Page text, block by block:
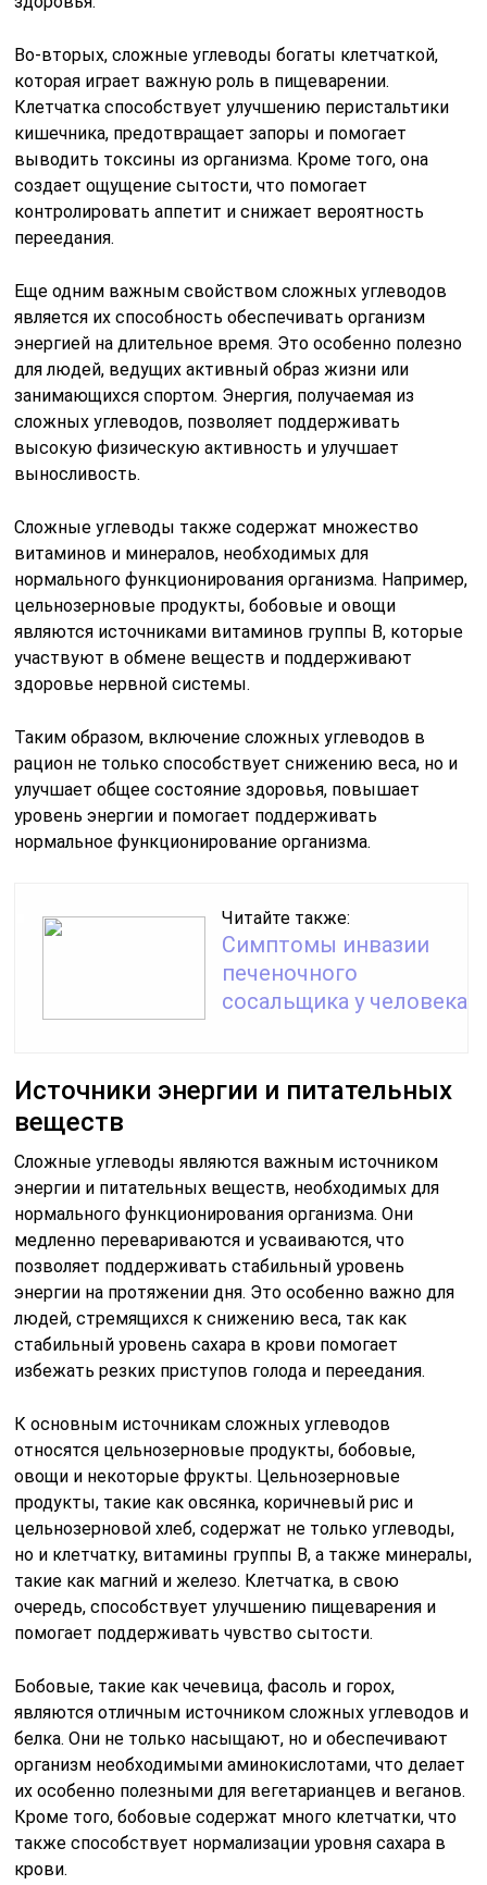
Во-вторых, сложные углеводы богаты клетчаткой,
которая играет важную роль в пищеварении.
Клетчатка способствует улучшению перистальтики
кишечника, предотвращает запоры и помогает
выводить токсины из организма. Кроме того, она
создает ощущение сытости, что помогает
контролировать аппетит и снижает вероятность
переедания.
Еще одним важным свойством сложных углеводов
является их способность обеспечивать организм
энергией на длительное время. Это особенно полезно
для людей, ведущих активный образ жизни или
занимающихся спортом. Энергия, получаемая из
сложных углеводов, позволяет поддерживать
высокую физическую активность и улучшает
выносливость.
Сложные углеводы также содержат множество
витаминов и минералов, необходимых для
нормального функционирования организма. Например,
цельнозерновые продукты, бобовые и овощи
являются источниками витаминов группы B, которые
участвуют в обмене веществ и поддерживают
здоровье нервной системы.
Таким образом, включение сложных углеводов в
рацион не только способствует снижению веса, но и
улучшает общее состояние здоровья, повышает
уровень энергии и помогает поддерживать
нормальное функционирование организма.
Читайте также:
Симптомы инвазии
печеночного
сосальщика у человека
Источники энергии и питательных
веществ
Сложные углеводы являются важным источником
энергии и питательных веществ, необходимых для
нормального функционирования организма. Они
медленно перевариваются и усваиваются, что
позволяет поддерживать стабильный уровень
энергии на протяжении дня. Это особенно важно для
людей, стремящихся к снижению веса, так как
стабильный уровень сахара в крови помогает
избежать резких приступов голода и переедания.
К основным источникам сложных углеводов
относятся цельнозерновые продукты, бобовые,
овощи и некоторые фрукты. Цельнозерновые
продукты, такие как овсянка, коричневый рис и
цельнозерновой хлеб, содержат не только углеводы,
но и клетчатку, витамины группы B, а также минералы,
такие как магний и железо. Клетчатка, в свою
очередь, способствует улучшению пищеварения и
помогает поддерживать чувство сытости.
Бобовые, такие как чечевица, фасоль и горох,
являются отличным источником сложных углеводов и
белка. Они не только насыщают, но и обеспечивают
организм необходимыми аминокислотами, что делает
их особенно полезными для вегетарианцев и веганов.
Кроме того, бобовые содержат много клетчатки, что
также способствует нормализации уровня сахара в
крови.